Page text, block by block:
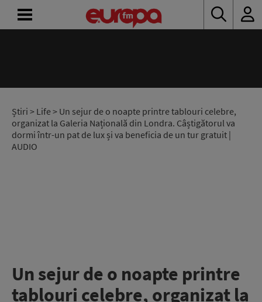
Știri > Life> Un sejur de o noapte printre tablouri celebre,
organizat la Galeria Națională din Londra. Câștigătorul va
dormi într-un pat de lux și va beneficia de un tur gratuit |
AUDIO
Un sejur de o noapte printre
tablouri celebre, organizat la
RADIO
CONCURSURI